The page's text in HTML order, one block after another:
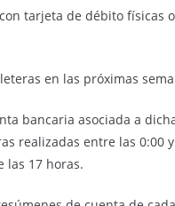
tarjeta de débito físicas
en las próximas
bancaria asociada a
realizadas entre las 0:00
las 17 horas.